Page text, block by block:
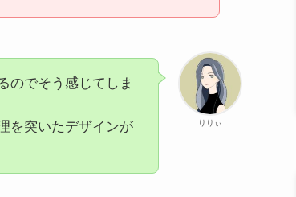
りりぃ
のでそう感じてしま
を突いたデザインが